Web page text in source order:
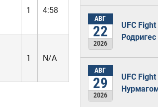
1
4:58
1
N/A
АВГ
22
2026
UFC
Родригес
АВГ
29
2026
UFC